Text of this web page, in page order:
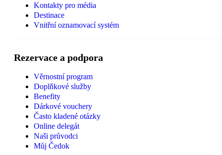
Kontakty pro média
Destinace
Vnitřní oznamovací systém
Rezervace a podpora
Věrnostní program
Doplňkové služby
Benefity
Dárkové vouchery
Často kladené otázky
Online delegát
Naši průvodci
Můj Čedok